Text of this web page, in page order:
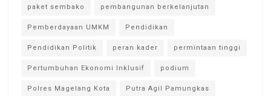
paket sembako pembangunan berkelanjutan
Pemberdayaan UMKM Pendidikan
Pendidikan Politik peran kader permintaan tinggi
Pertumbuhan Ekonomi Inklusif podium
Polres Magelang Kota Putra Agil Pamungkas